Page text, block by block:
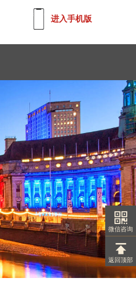
进入手机版
微信咨询
返回顶部